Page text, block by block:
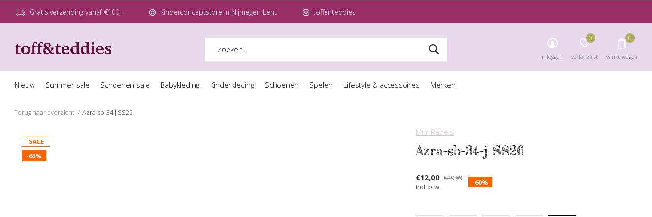
Nieuw Summer sale Schoenen sale Babykleding Kinderkleding Schoenen Spelen Lifestyle & accessoires Merken
inloggen verlanglijst
0
winkelwagen
0
Gratis verzending vanaf €100,- Kinderconceptstore in Nijmegen-Lent toffenteddies
Terug naar overzicht Azra-sb-34-j SS26
SALE
-60%
Mini Rebels
Azra-sb-34-j SS26
€12,00 €29,99
Incl. btw
-60%